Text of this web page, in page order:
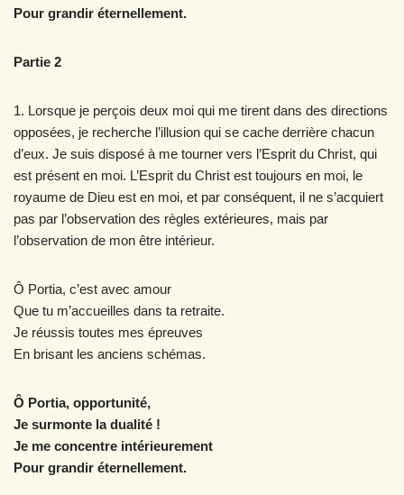
Pour grandir éternellement.
Partie 2
1. Lorsque je perçois deux moi qui me tirent dans des directions
opposées, je recherche l’illusion qui se cache derrière chacun
d’eux. Je suis disposé à me tourner vers l’Esprit du Christ, qui
est présent en moi. L’Esprit du Christ est toujours en moi, le
royaume de Dieu est en moi, et par conséquent, il ne s’acquiert
pas par l’observation des règles extérieures, mais par
l’observation de mon être intérieur.
Ô Portia, c’est avec amour
Que tu m’accueilles dans ta retraite.
Je réussis toutes mes épreuves
En brisant les anciens schémas.
Ô Portia, opportunité,
Je surmonte la dualité !
Je me concentre intérieurement
Pour grandir éternellement.